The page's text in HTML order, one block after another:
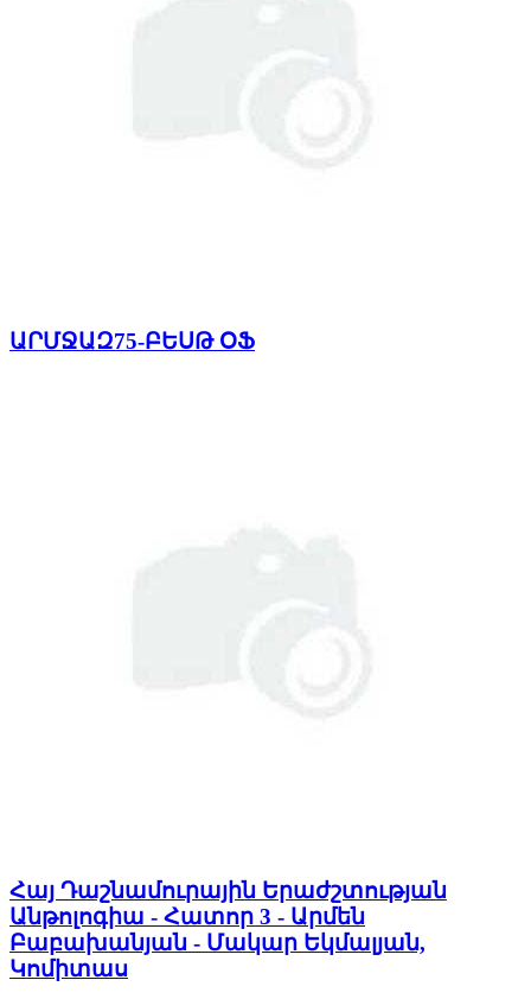
ԱՐՄՋԱԶ75-ԲԵՍԹ ՕՖ
Հայ Դաշնամուրային Երաժշտության
Անթոլոգիա - Հատոր 3 - Արմեն
Բաբախանյան - Մակար Եկմալյան,
Կոմիտաս